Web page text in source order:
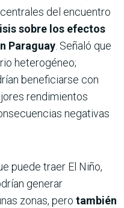
del encuentro
sobre los efectos
Paraguay . Señaló que
heterogéneo;
beneficiarse con
rendimientos
negativas
puede traer El Niño,
generar
zonas, pero también